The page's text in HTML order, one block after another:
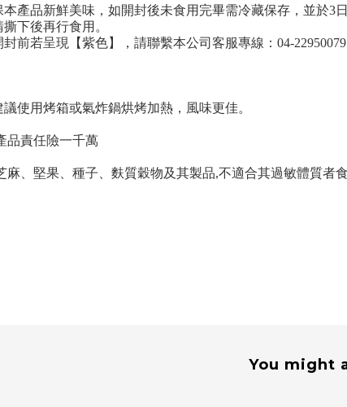
產品新鮮美味，如開封後未食用完畢需冷藏保存，並於3日
下後再行食用。
前若呈現【紫色】，請聯繫本公司客服專線：04-22950079
使用烤箱或氣炸鍋烘烤加熱，風味更佳。
品責任險一千萬
麻、堅果、種子、麩質穀物及其製品,不適合其過敏體質
You might